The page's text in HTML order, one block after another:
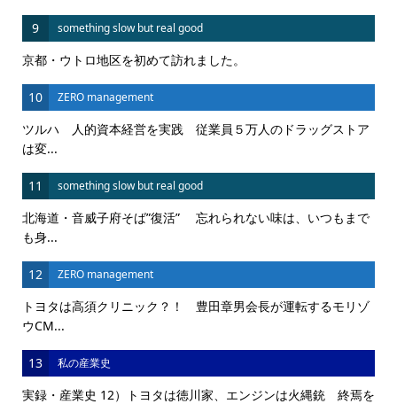
9 something slow but real good
京都・ウトロ地区を初めて訪れました。
10 ZERO management
ツルハ 人的資本経営を実践 従業員５万人のドラッグストア
は変...
11 something slow but real good
北海道・音威子府そば”復活” 忘れられない味は、いつもまで
も身...
12 ZERO management
トヨタは高須クリニック？！ 豊田章男会長が運転するモリゾ
ウCM...
13 私の産業史
実録・産業史 12）トヨタは徳川家、エンジンは火縄銃 終焉を